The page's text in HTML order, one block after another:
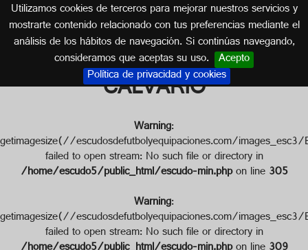
Utilizamos cookies de terceros para mejorar nuestros servicios y
mostrarte contenido relacionado con tus preferencias mediante el
análisis de los hábitos de navegación. Si continúas navegando,
consideramos que aceptas su uso. Acepto
Política de privacidad y cookies
Escudo de C.D. CABRERA
CALVARIO
ISLAS CANARIAS
Warning:
getimagesize(//escudosdefutbolyequipaciones.com/
failed to open stream: No such file or directory in
/home/escudo5/public_html/escudo-min.phpon line305
Warning:
getimagesize(//escudosdefutbolyequipaciones.com/
failed to open stream: No such file or directory in